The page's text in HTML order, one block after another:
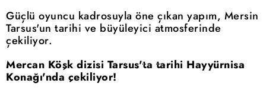
Güçlü oyuncu kadrosuyla öne çıkan yapım, Mersin
Tarsus'un tarihi ve büyüleyici atmosferinde
çekiliyor.
Mercan Köşk dizisi Tarsus'ta tarihi Hayyürnisa
Konağı'nda çekiliyor!